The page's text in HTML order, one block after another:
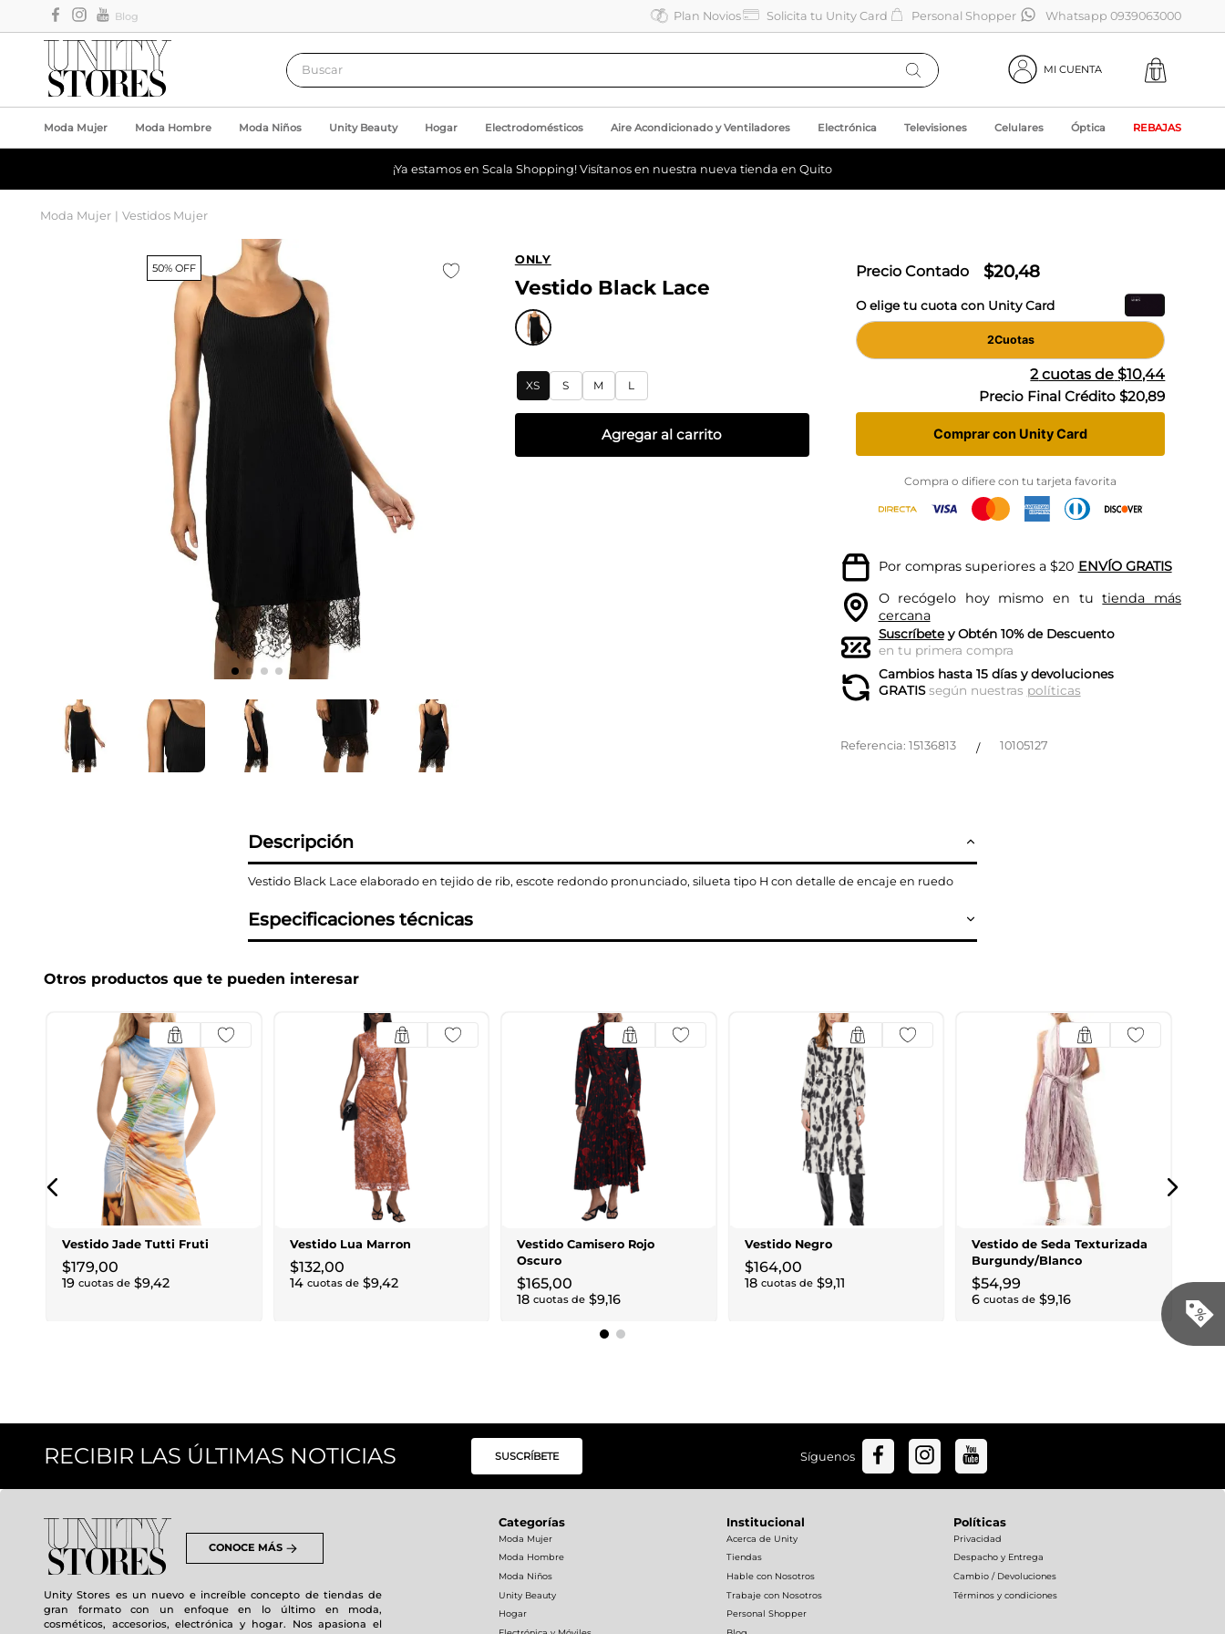
Blog Plan Novios Solicita tu Unity Card Personal Shopper Whatsapp 0939063000
Buscar
MI CUENTA
Moda Mujer Moda Hombre Moda Niños Unity Beauty Hogar Electrodomésticos Aire Acondicionado y Ventiladores Electrónica Televisiones Celulares Óptica REBAJAS
¡Ya estamos en Scala Shopping! Visítanos en nuestra nueva tienda en Quito
Moda Mujer Vestidos Mujer
50% OFF
ONLY
Vestido Black Lace
XS S M L
Agregar al carrito
Precio Contado $20,48
O elige tu cuota con Unity Card
2Cuotas
2cuotas de $10,44
Precio Final Crédito $20,89
Comprar con Unity Card
Compra o difiere con tu tarjeta favorita
Por compras superiores a $20 ENVÍO GRATIS
O recógelo hoy mismo en tutienda más
cercana
Suscríbetey Obtén 10% de Descuento
en tu primera compra
Cambios hasta 15 días y devoluciones
GRATISsegún nuestras políticas
Referencia: 15136813 / 10105127
Descripción
Vestido Black Lace elaborado en tejido de rib, escote redondo pronunciado, silueta tipo H con detalle de encaje en ruedo
Especificaciones técnicas
Otros productos que te pueden interesar
Vestido Jade Tutti Fruti
$179,00
19 cuotas de $9,42
Vestido Lua Marron
$132,00
14 cuotas de $9,42
Vestido Camisero Rojo
Oscuro
$165,00
18 cuotas de $9,16
Vestido Negro
$164,00
18 cuotas de $9,11
Vestido de Seda Texturizada
Burgundy/Blanco
$54,99
6 cuotas de $9,16
RECIBIR LAS ÚLTIMAS NOTICIAS SUSCRÍBETE Síguenos
CONOCE MÁS
Unity Stores es un nuevo e increíble concepto de tiendas de
gran formato con un enfoque en lo último en moda,
cosméticos, accesorios, electrónica y hogar. Nos apasiona el
Categorías
Moda Mujer
Moda Hombre
Moda Niños
Unity Beauty
Hogar
Institucional
Acerca de Unity
Tiendas
Hable con Nosotros
Trabaje con Nosotros
Personal Shopper
Políticas
Privacidad
Despacho y Entrega
Cambio / Devoluciones
Términos y condiciones